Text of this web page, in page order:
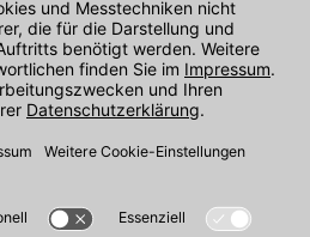
bis freitags von 08:00 - 17:00
07071 / 151-151für Sie erreichbar.
nutzen.
finden Sie